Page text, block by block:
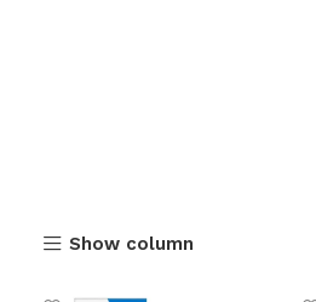
Show column